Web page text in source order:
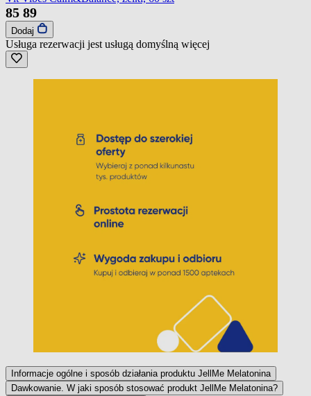
85 89
Dodaj
Usługa rezerwacji jest usługą domyślną więcej
Informacje ogólne i sposób działania produktu JellMe Melatonina
Dawkowanie. W jaki sposób stosować produkt JellMe Melatonina?